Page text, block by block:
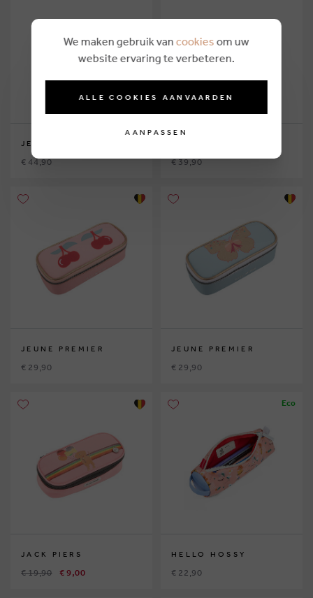
JEUNE PREMIER
€ 44,90 € 39,90
JEUNE PREMIER
€ 29,90
JEUNE PREMIER
€ 29,90
JACK PIERS
€ 19,90 € 9,00
Eco
HELLO HOSSY
€ 22,90
We maken gebruik van cookies om uw
website ervaring te verbeteren.
ALLE COOKIES AANVAARDEN
AANPASSEN